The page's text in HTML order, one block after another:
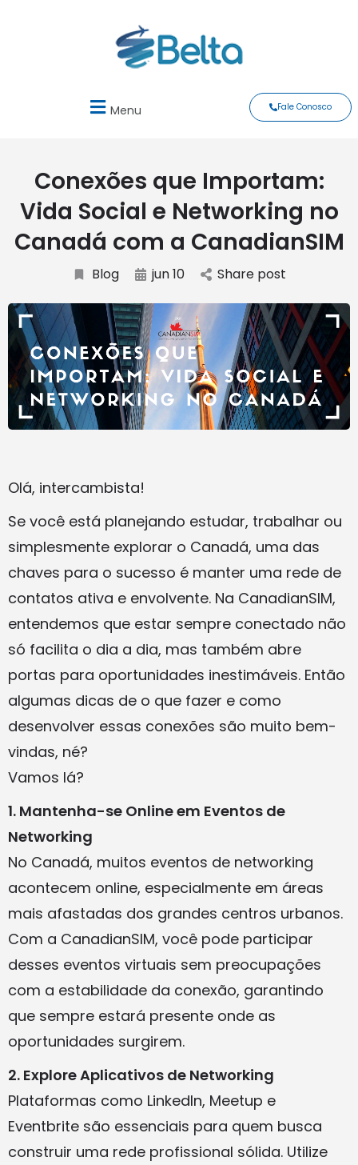
Menu Fale Conosco
Conexões que Importam:
Vida Social e Networking no
Canadá com a CanadianSIM
Blog jun 10 Share post
Olá, intercambista!
Se você está planejando estudar, trabalhar ou
simplesmente explorar o Canadá, uma das
chaves para o sucesso é manter uma rede de
contatos ativa e envolvente. Na CanadianSIM,
entendemos que estar sempre conectado não
só facilita o dia a dia, mas também abre
portas para oportunidades inestimáveis. Então
algumas dicas de o que fazer e como
desenvolver essas conexões são muito bem-
vindas, né?
Vamos lá?
1. Mantenha-se Online em Eventos de
Networking
No Canadá, muitos eventos de networking
acontecem online, especialmente em áreas
mais afastadas dos grandes centros urbanos.
Com a CanadianSIM, você pode participar
desses eventos virtuais sem preocupações
com a estabilidade da conexão, garantindo
que sempre estará presente onde as
oportunidades surgirem.
2. Explore Aplicativos de Networking
Plataformas como LinkedIn, Meetup e
Eventbrite são essenciais para quem busca
construir uma rede profissional sólida. Utilize